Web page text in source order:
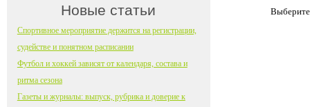
Новые статьи
Спортивное мероприятие держится на регистрации,
судействе и понятном расписании
Футбол и хоккей зависят от календаря, состава и
ритма сезона
Газеты и журналы: выпуск, рубрика и доверие к